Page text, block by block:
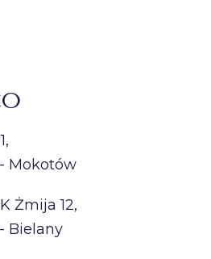
Mokotów
Żmija 12,
Bielany